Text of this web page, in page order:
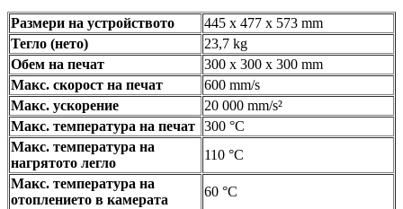
Размери на устройството
445 x 477 x 573 mm
Тегло (нето)
23,7 kg
Обем на печат
300 x 300 x 300 mm
Макс. скорост на печат
600 mm/s
Макс. ускорение
20 000 mm/s²
Макс. температура на печат 300 °C
Макс. температура на
нагрятото легло
110 °C
Макс. температура на
отоплението в камерата
60 °C